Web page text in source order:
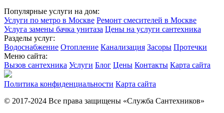
Популярные услуги на дом:
Услуги по метро в Москве Ремонт смесителей в Москве
Услуга замены бачка унитаза Цены на услуги сантехника
Разделы услуг:
Водоснабжение Отопление Канализация Засоры Протечки
Меню сайта:
Вызов сантехника Услуги Блог Цены Контакты Карта сайта
Политика конфиденциальности Карта сайта
© 2017-2024 Все права защищены «Служба Сантехников»